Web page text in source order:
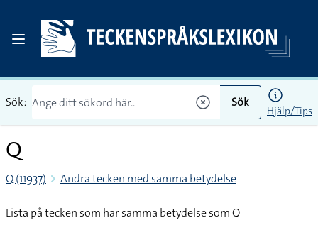
Sök: Sök
Hjälp/Tips
Q
Q (11937) Andra tecken med samma betydelse
Lista på tecken som har samma betydelse som Q